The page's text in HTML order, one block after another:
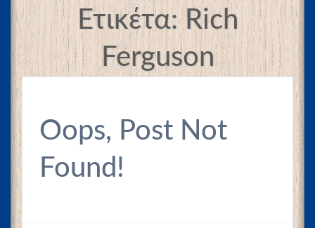
Ετικέτα: Rich
Ferguson
Oops, Post Not
Found!